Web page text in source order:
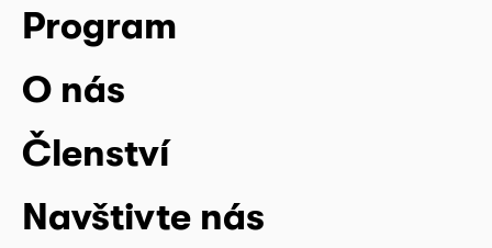
Program
O nás
Členství
Navštivte nás